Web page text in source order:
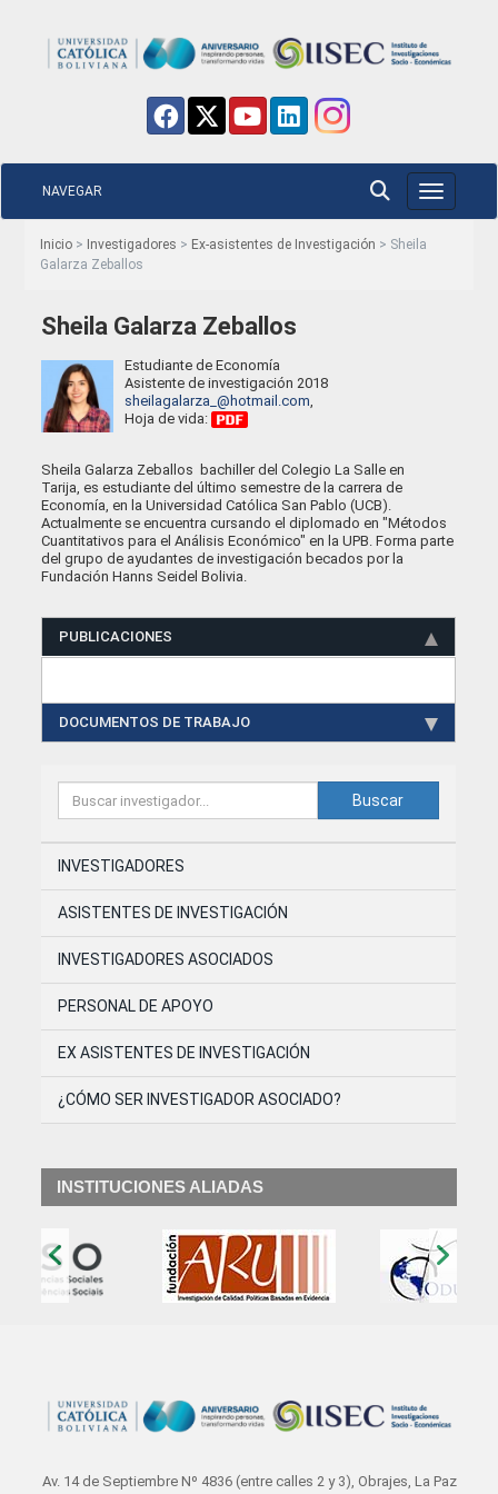
Toggle
NAVEGAR
Inicio > Investigadores > Ex-asistentes de Investigación > Sheila
Galarza Zeballos
Buscar
INVESTIGADORES
ASISTENTES DE INVESTIGACIÓN
INVESTIGADORES ASOCIADOS
PERSONAL DE APOYO
EX ASISTENTES DE INVESTIGACIÓN
¿CÓMO SER INVESTIGADOR ASOCIADO?
Sheila Galarza Zeballos
Estudiante de Economía
Asistente de investigación 2018
sheilagalarza_@hotmail.com
Hoja de vida:
Sheila Galarza Zeballos bachiller del Colegio La Salle en
Tarija, es estudiante del último semestre de la carrera de
Economía, en la Universidad Católica San Pablo (UCB).
Actualmente se encuentra cursando el diplomado en "Métodos
Cuantitativos para el Análisis Económico" en la UPB. Forma parte
del grupo de ayudantes de investigación becados por la
Fundación Hanns Seidel Bolivia.
PUBLICACIONES
DOCUMENTOS DE TRABAJO
INSTITUCIONES ALIADAS
Av. 14 de Septiembre Nº 4836 (entre calles 2 y 3), Obrajes, La Paz